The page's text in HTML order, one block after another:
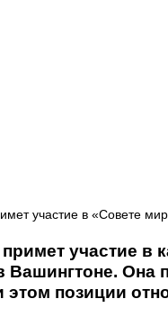
участие в «Совете
участие в
Вашингтоне. Она
этом позиции